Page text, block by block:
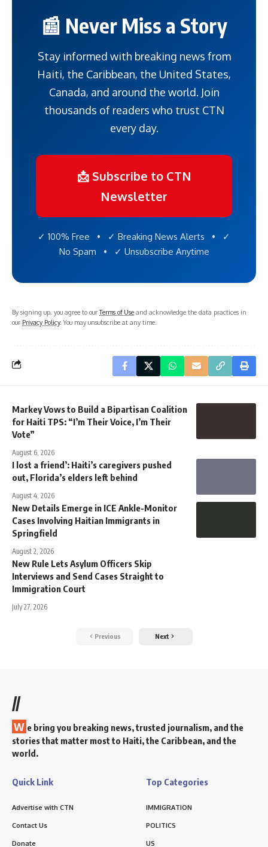
📰 Never Miss a Story
Stay informed with breaking news from
Haiti, the Caribbean, the United States,
Canada, and around the world. Join
thousands of readers who trust CTN
every day.
📩 Subscribe to CTN
Newsletter
✓ 100% Free • ✓ Breaking News Alerts • ✓
No Spam • ✓ Unsubscribe Anytime
By signing up, you agree to ourTerms of Use and acknowledge the data practices in
our Privacy Policy. You may unsubscribe at any time.
Markey Vows to Build a Bipartisan Coalition
for Haiti TPS: “I’m Their Voice, I’m Their
Vote”
August 6, 2026
I lost a friend’: Haiti’s caregivers pushed
out, Florida’s elders left behind
August 4, 2026
New Details Emerge in ICE Ankle-Monitor
Cases Involving Haitian Immigrants in
Springfield
August 2, 2026
New Rule Lets Asylum Officers Skip
Interviews and Send Cases Straight to
Immigration Court
July 27, 2026
Previous Next
//
W e bring you breaking news, trusted journalism, and the
stories that matter most to Haiti, the Caribbean, and the
world.
Quick Link
Advertise with CTN
Contact Us
Donate
Top Categories
IMMIGRATION
POLITICS
US